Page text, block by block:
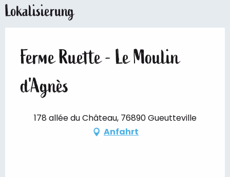
Lokalisierung
Ferme Ruette - Le Moulin
d'Agnès
178 allée du Château, 76890 Gueutteville
Anfahrt